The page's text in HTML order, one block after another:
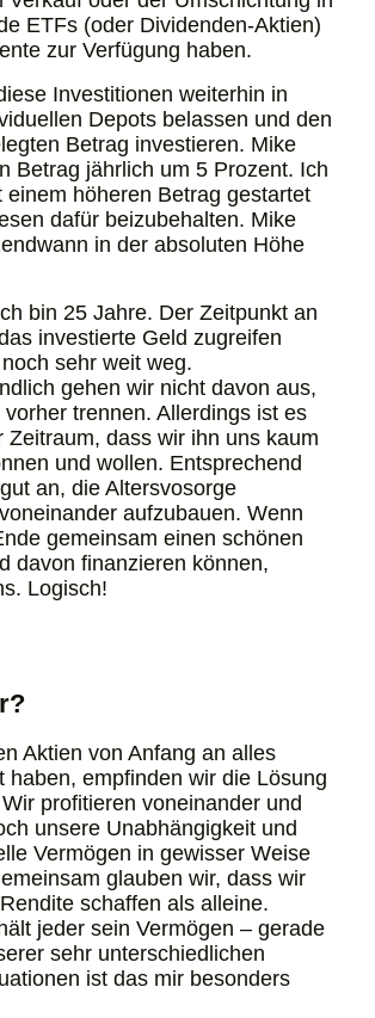
ETFs (oder Dividenden-Aktien)
zur Verfügung haben.
Investitionen weiterhin in
Depots belassen und den
Betrag investieren. Mike
Betrag jährlich um 5 Prozent. Ich
einem höheren Betrag gestartet
dafür beizubehalten. Mike
in der absoluten Höhe
bin 25 Jahre. Der Zeitpunkt an
investierte Geld zugreifen
sehr weit weg.
gehen wir nicht davon aus,
trennen. Allerdings ist es
Zeitraum, dass wir ihn uns kaum
und wollen. Entsprechend
an, die Altersvosorge
aufzubauen. Wenn
gemeinsam einen schönen
davon finanzieren können,
Logisch!
Aktien von Anfang an alles
haben, empfinden wir die Lösung
profitieren voneinander und
unsere Unabhängigkeit und
Vermögen in gewisser Weise
glauben wir, dass wir
schaffen als alleine.
jeder sein Vermögen – gerade
sehr unterschiedlichen
ist das mir besonders